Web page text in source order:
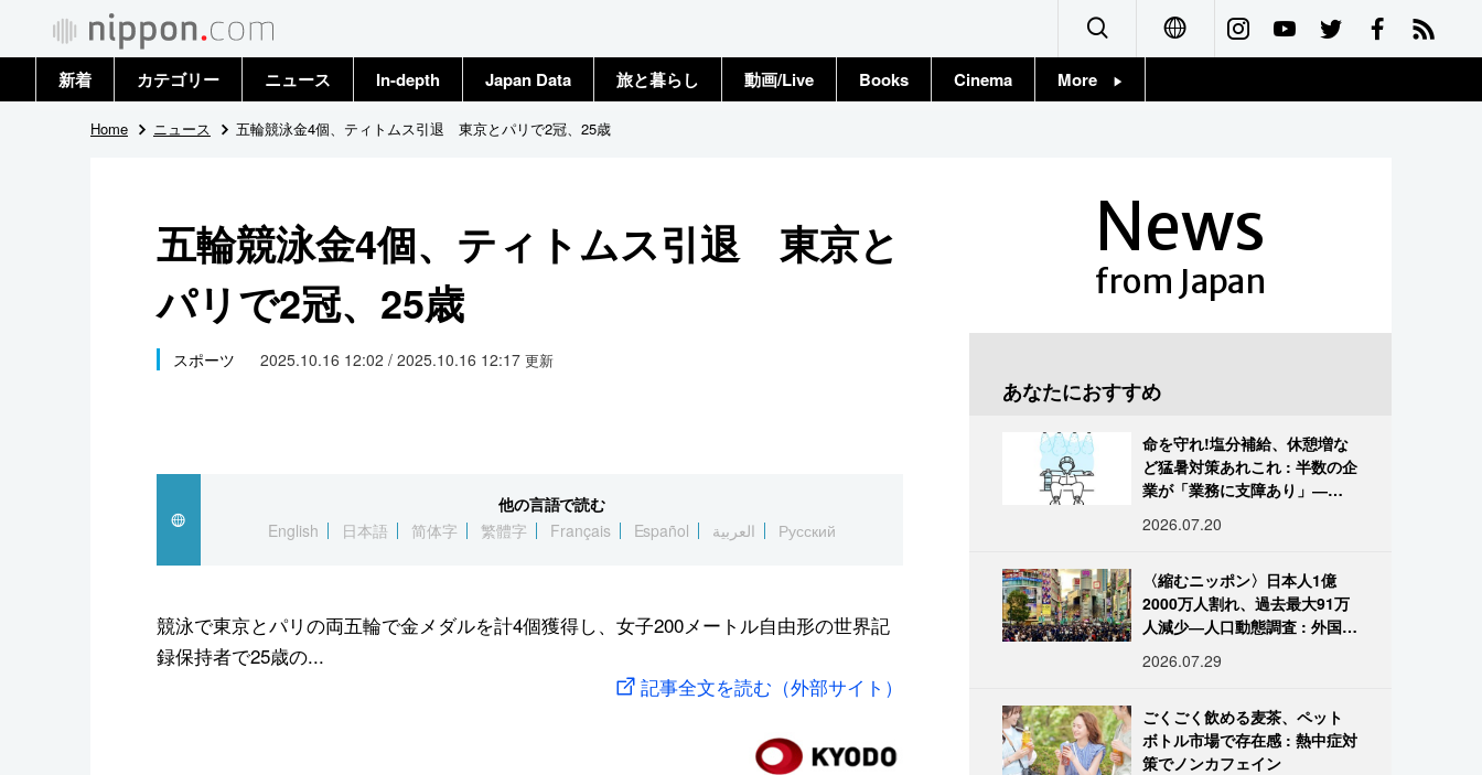
Français
新着 カテゴリー
政治・外交
国際
社会
文化
スポーツ・東京2020
ニュース
トップ
In-depth Japan Data 旅と暮らし 動画/Live Books Cinema More
Home ニュース 五輪競泳金4個、ティトムス引退 東京とパリで2冠、25歳
五輪競泳金4個、ティトムス引退 東京と
パリで2冠、25歳
スポーツ 2025.10.16 12:02 / 2025.10.16 12:17 更新
他の言語で読む
English
日本語 简体字 繁體字 Français Español العربية Русский
競泳で東京とパリの両五輪で金メダルを計4個獲得し、女子200メートル自由形の世界記
録保持者で25歳の...
記事全文を読む（外部サイト）
News
from Japan
あなたにおすすめ
命を守れ!塩分補給、休憩増な
ど猛暑対策あれこれ : 半数の企
業が「業務に支障あり」―帝
2026.07.20
〈縮むニッポン〉日本人1億
2000万人割れ、過去最大91万
人減少―人口動態調査 : 外国人
2026.07.29
ごくごく飲める麦茶、ペット
ボトル市場で存在感 : 熱中症対
策でノンカフェイン